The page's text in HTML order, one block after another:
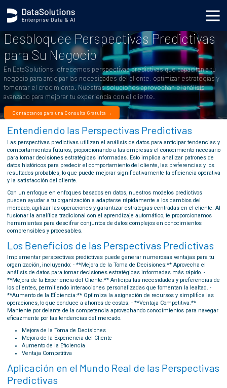
Desbloquee Perspectivas Predictivas
para Su Negocio
En DataSolutions, ofrecemos perspectivas predictivas que capacitan a tu
negocio para anticipar las necesidades del cliente, optimizar estrategias y
fomentar el crecimiento. Nuestras soluciones aprovechan el análisis
avanzado para mejorar tu experiencia con el cliente.
Contáctanos para una Consulta Gratuita →
Entendiendo las Perspectivas Predictivas
Las perspectivas predictivas utilizan el análisis de datos para anticipar tendencias y
comportamientos futuros, proporcionando a las empresas el conocimiento necesario
para tomar decisiones estratégicas informadas. Esto implica analizar patrones de
datos históricos para predecir el comportamiento del cliente, las preferencias y los
resultados probables, lo que puede mejorar significativamente la eficiencia operativa
y la satisfacción del cliente.
Con un enfoque en enfoques basados en datos, nuestros modelos predictivos
pueden ayudar a tu organización a adaptarse rápidamente a los cambios del
mercado, agilizar las operaciones y garantizar estrategias centradas en el cliente. Al
fusionar la analítica tradicional con el aprendizaje automático, te proporcionamos
herramientas para descifrar conjuntos de datos complejos en conocimientos
comprensibles y procesables.
Los Beneficios de las Perspectivas Predictivas
Implementar perspectivas predictivas puede generar numerosas ventajas para tu
organización, incluyendo: - **Mejora de la Toma de Decisiones:** Aprovecha el
análisis de datos para tomar decisiones estratégicas informadas más rápido. -
**Mejora de la Experiencia del Cliente:** Anticipa las necesidades y preferencias de
los clientes, permitiendo interacciones personalizadas que fomentan la lealtad. -
**Aumento de la Eficiencia:** Optimiza la asignación de recursos y simplifica las
operaciones, lo que conduce a ahorros de costos. - **Ventaja Competitiva:**
Mantente por delante de la competencia aprovechando conocimientos para navegar
eficazmente por las tendencias del mercado.
Mejora de la Toma de Decisiones
Mejora de la Experiencia del Cliente
Aumento de la Eficiencia
Ventaja Competitiva
Aplicación en el Mundo Real de las Perspectivas
Predictivas